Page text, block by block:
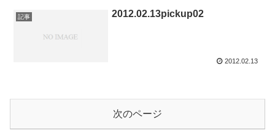
記事 2012.02.13pickup02
2012.02.13
次のページ